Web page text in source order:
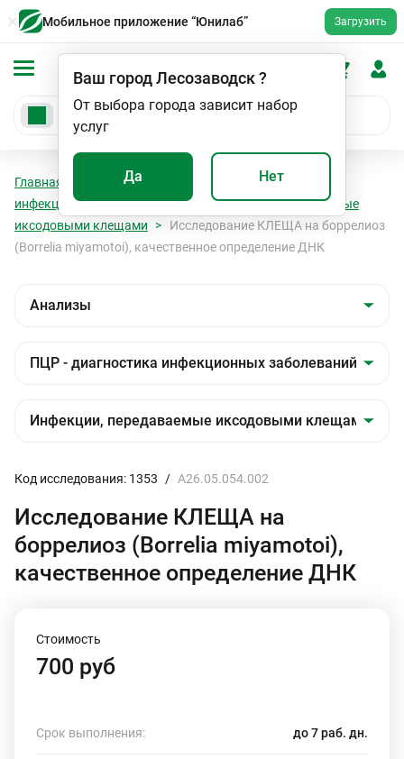
Мобильное приложение “Юнилаб” Загрузить
Ваш городЛесозаводск?
От выбора города зависит набор
услуг
Да Нет
Главная Анализы
ПЦР - диагностика
инфекционных заболеваний
Инфекции, передаваемые
иксодовыми клещами
Исследование КЛЕЩА на боррелиоз
(Borrelia miyamotoi), качественное определение ДНК
Код исследования: 1353 / A26.05.054.002
Исследование КЛЕЩА на
боррелиоз (Borrelia miyamotoi),
качественное определение ДНК
Стоимость
700 руб
Срок выполнения: до 7 раб. дн.